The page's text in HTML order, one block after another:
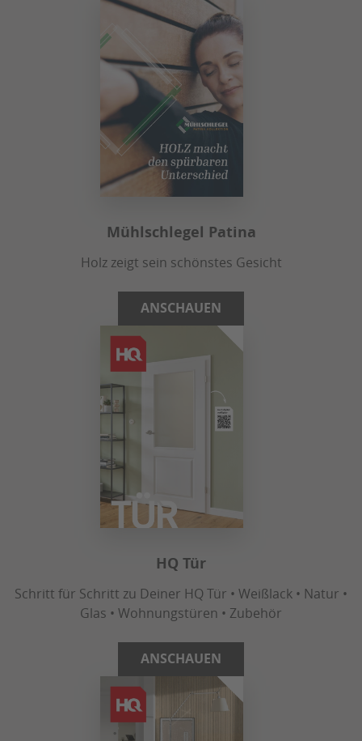
Mühlschlegel Patina
Holz zeigt sein schönstes Gesicht
ANSCHAUEN
HQ Tür
Schritt für Schritt zu Deiner HQ Tür • Weißlack • Natur •
Glas • Wohnungstüren • Zubehör
ANSCHAUEN